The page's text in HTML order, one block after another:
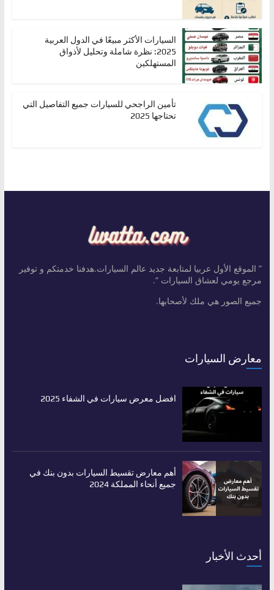
السيارات الأكثر مبيعًا في الدول العربية
2025: نظرة شاملة وتحليل لأذواق
المستهلكين
تأمين الراجحي للسيارات جميع التفاصيل التي
تحتاجها 2025
” الموقع الأول عربيا لمتابعة جديد عالم السيارات.هدفنا خدمتكم و توفير
مرجع يومي لعشاق السيارات “.
جميع الصور هي ملك لأصحابها.
معارض السيارات
افضل معرض سيارات في الشفاء 2025
أهم معارض تقسيط السيارات بدون بنك في
جميع أنحاء المملكة 2024
أحدث الأخبار